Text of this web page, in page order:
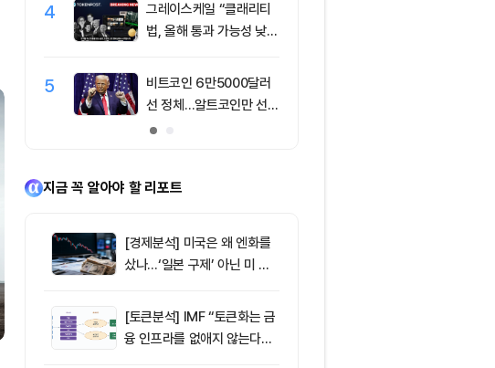
4
그레이스케일 “클래리티
법, 올해 통과 가능성 낮
5
비트코인 6만5000달러
선 정체…알트코인만 선별
반등
지금 꼭 알아야 할 리포트
[경제분석] 미국은 왜 엔화를
샀나…‘일본 구제’ 아닌 미 국
[토큰분석] IMF “토큰화는 금
융 인프라를 없애지 않는다…